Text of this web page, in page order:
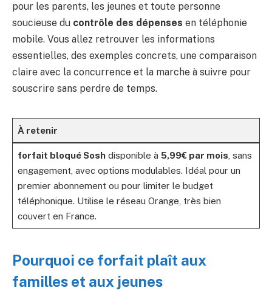
pour les parents, les jeunes et toute personne
soucieuse du contrôle des dépenses en téléphonie
mobile. Vous allez retrouver les informations
essentielles, des exemples concrets, une comparaison
claire avec la concurrence et la marche à suivre pour
souscrire sans perdre de temps.
À retenir
forfait bloqué Soshdisponible à 5,99€ par mois , sans
engagement, avec options modulables. Idéal pour un
premier abonnement ou pour limiter le budget
téléphonique. Utilise le réseau Orange, très bien
couvert en France.
Pourquoi ce forfait plaît aux
familles et aux jeunes